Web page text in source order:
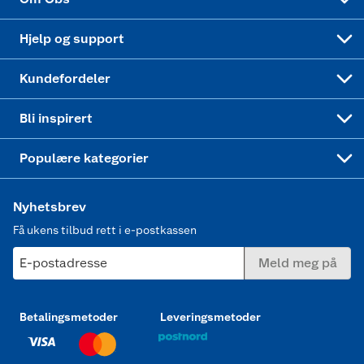
Hjelp og support
Kundefordeler
Bli inspirert
Populære kategorier
Nyhetsbrev
Få ukens tilbud rett i e-postkassen
E-postadresse Meld meg på
Betalingsmetoder Leveringsmetoder